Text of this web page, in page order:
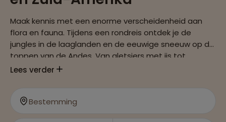
Maak kennis met een enorme verscheidenheid aan
flora en fauna. Tijdens een rondreis ontdek je de
jungles in de laaglanden en de eeuwige sneeuw op de
toppen van de Andes. Van gletsjers met ijs tot
uitgestrekte pampa's. Van groene regenwouden in de
Lees verder
Bestemming